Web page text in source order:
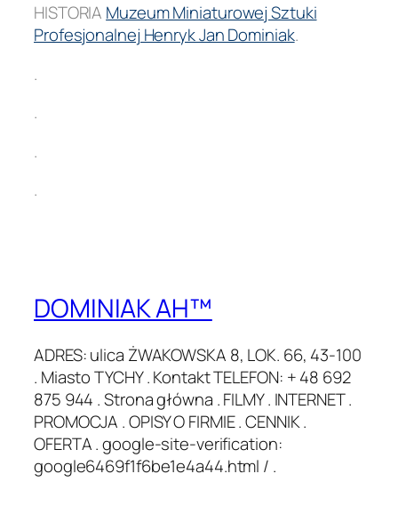
HISTORIA Muzeum Miniaturowej Sztuki
Profesjonalnej Henryk Jan Dominiak.
.
.
.
.
DOMINIAK AH™
ADRES: ulica ŻWAKOWSKA 8, LOK. 66, 43-100
. Miasto TYCHY . Kontakt TELEFON: + 48 692
875 944 . Strona główna . FILMY . INTERNET .
PROMOCJA . OPISY O FIRMIE . CENNIK .
OFERTA . google-site-verification:
google6469f1f6be1e4a44.html / .